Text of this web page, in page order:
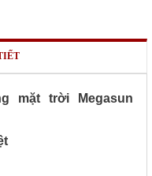
mặt trời Megasun